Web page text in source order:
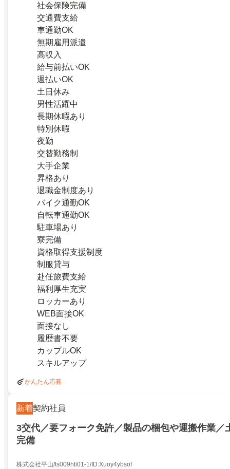
社会保険完備
交通費支給
車通勤OK
無期雇用派遣
高収入
給与前払いOK
週払いOK
土日休み
男性活躍中
長期休暇あり
特別休暇
夜勤
交替勤務制
大手企業
昇格あり
退職金制度あり
バイク通勤OK
自転車通勤OK
駐車場あり
寮完備
資格取得支援制度
制服貸与
赴任旅費支給
福利厚生充実
ロッカーあり
WEB面接OK
面接なし
履歴書不要
カップルOK
スキルアップ
かんたん応募
新着契約社員
3交代／要フォーク免許／製品の梱包や運搬作業／
完備
株式会社平山/ts009hti01-1/ID:Xuoy4ybsof